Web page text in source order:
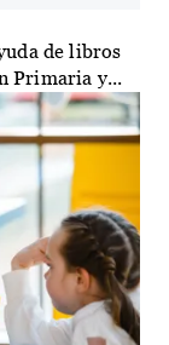
de libros
Primaria y...